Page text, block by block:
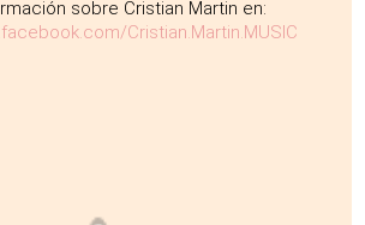
sobre Cristian Martin en:
Cristian.Martin.MUSIC